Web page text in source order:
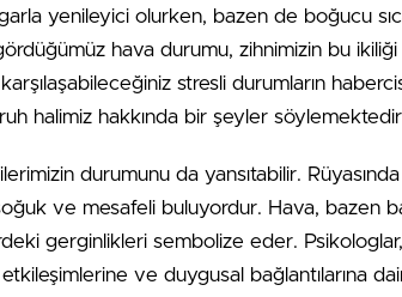
yenileyici olurken, bazen de boğucu
hava durumu, zihnimizin bu ikiliği
stresli durumların
halimiz hakkında bir şeyler
durumunu da yansıtabilir. Rüyasında
ve mesafeli buluyordur. Hava, bazen
gerginlikleri sembolize eder.
ve duygusal bağlantılarına